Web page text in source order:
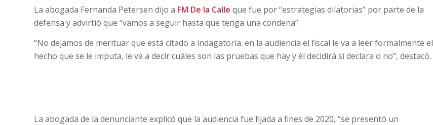
La abogada Fernanda Petersen dijo a FM De la Calle que fue por “estrategias dilatorias” por parte de la
defensa y advirtió que “vamos a seguir hasta que tenga una condena”.
“No dejamos de merituar que está citado a indagatoria: en la audiencia el fiscal le va a leer formalmente el
hecho que se le imputa, le va a decir cuáles son las pruebas que hay y él decidirá si declara o no”, destacó.
La abogada de la denunciante explicó que la audiencia fue fijada a fines de 2020, “se presentó un